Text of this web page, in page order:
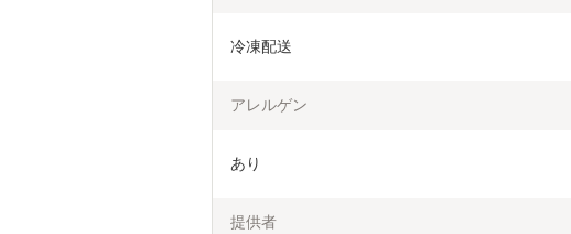
冷凍配送
アレルゲン
あり
提供者